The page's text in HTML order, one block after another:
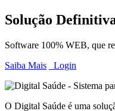
Solução
Software 100% WEB, que
Saiba Mais
Login
O Digital Saúde é uma